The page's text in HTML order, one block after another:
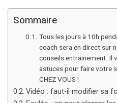
Sommaire
Tous les jours à 10h
coach sera en direct sur
conseils entrainement. Il
astuces pour faire votre
CHEZ VOUS !
Vidéo : faut-il modifier sa